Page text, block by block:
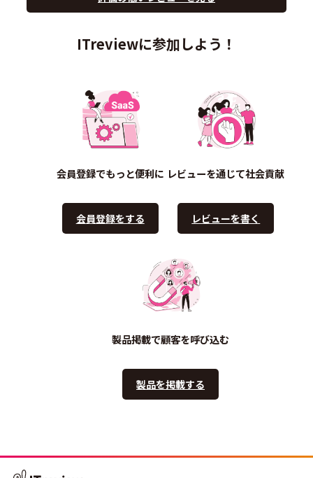
ITreviewに参加しよう！
会員登録でもっと便利に
会員登録をする
レビューを通じて社会貢献
レビューを書く
製品掲載で顧客を呼び込む
製品を掲載する